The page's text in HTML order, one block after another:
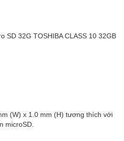
SD 32G TOSHIBA CLASS 10 32GB
(W) x 1.0 mm (H) tương thích với
microSD.